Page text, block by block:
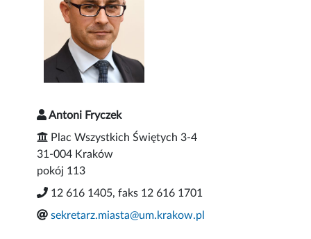
Antoni Fryczek
Plac Wszystkich Świętych 3-4
31-004 Kraków
pokój 113
12 616 1405, faks 12 616 1701
sekretarz.miasta@um.krakow.pl